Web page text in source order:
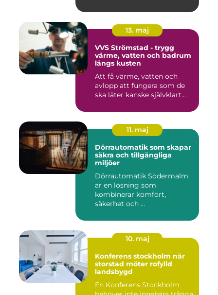
13. maj
VVS Strömstad - trygg
värme, vatten och badrum
längs kusten
Att få värme, vatten och
avlopp att fungera som de
ska låter kanske självklart...
11. maj
Dörrautomatik som skapar
säkra och tillgängliga
miljöer
Dörrautomatik Södermalm
är en lösning som
kombinerar komfort,
säkerhet och ...
10. maj
Konferens stockholm när
storstad möter rofylld
landsbygd
En Konferens Stockholm